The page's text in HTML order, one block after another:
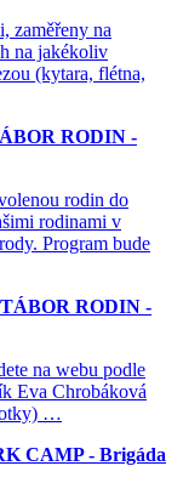
zaměřeny na
na jakékoliv
(kytara, flétna,
RODIN -
rodin do
rodinami v
Program bude
RODIN -
na webu podle
Eva Chrobáková
…
CAMP - Brigáda